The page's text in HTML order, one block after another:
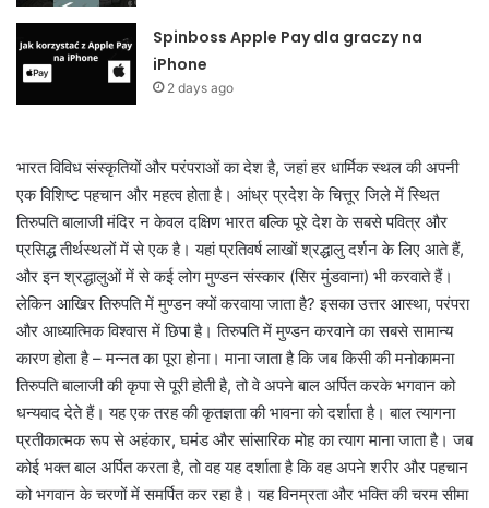
Spinboss Apple Pay dla graczy na
iPhone
2 days ago
भारत विविध संस्कृतियों और परंपराओं का देश है, जहां हर धार्मिक स्थल की अपनी
एक विशिष्ट पहचान और महत्व होता है। आंध्र प्रदेश के चित्तूर जिले में स्थित
तिरुपति बालाजी मंदिर न केवल दक्षिण भारत बल्कि पूरे देश के सबसे पवित्र और
प्रसिद्ध तीर्थस्थलों में से एक है। यहां प्रतिवर्ष लाखों श्रद्धालु दर्शन के लिए आते हैं,
और इन श्रद्धालुओं में से कई लोग मुण्डन संस्कार (सिर मुंडवाना) भी करवाते हैं।
लेकिन आखिर तिरुपति में मुण्डन क्यों करवाया जाता है? इसका उत्तर आस्था, परंपरा
और आध्यात्मिक विश्वास में छिपा है। तिरुपति में मुण्डन करवाने का सबसे सामान्य
कारण होता है – मन्नत का पूरा होना। माना जाता है कि जब किसी की मनोकामना
तिरुपति बालाजी की कृपा से पूरी होती है, तो वे अपने बाल अर्पित करके भगवान को
धन्यवाद देते हैं। यह एक तरह की कृतज्ञता की भावना को दर्शाता है। बाल त्यागना
प्रतीकात्मक रूप से अहंकार, घमंड और सांसारिक मोह का त्याग माना जाता है। जब
कोई भक्त बाल अर्पित करता है, तो वह यह दर्शाता है कि वह अपने शरीर और पहचान
को भगवान के चरणों में समर्पित कर रहा है। यह विनम्रता और भक्ति की चरम सीमा